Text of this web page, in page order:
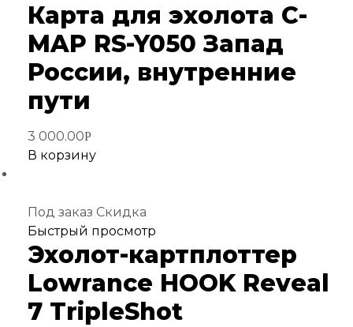
в
избранное
Карта для эхолота C-
MAP RS-Y050 Запад
России, внутренние
пути
3 000.00Р
В корзину
Под заказ Скидка
Добавить
в
Быстрый просмотр
Эхолот-картплоттер
Lowrance HOOK Reveal
7 TripleShot